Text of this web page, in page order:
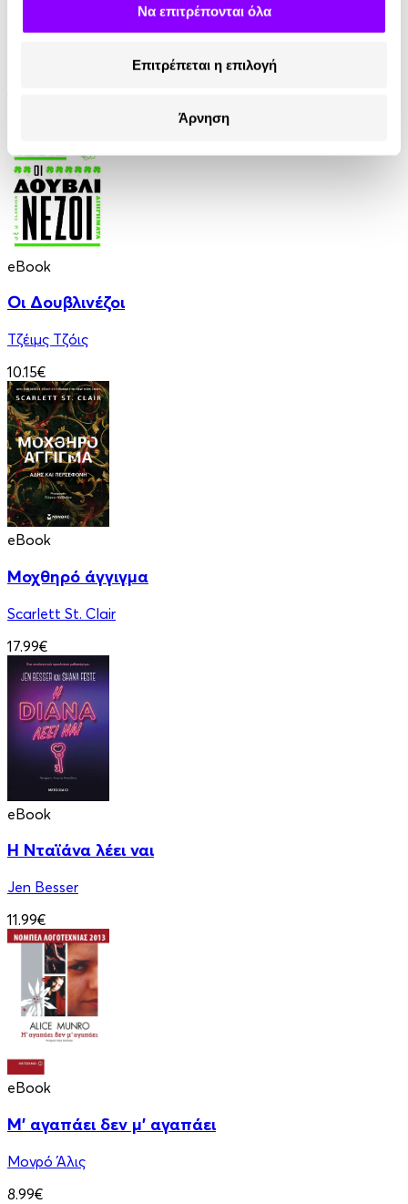
Να επιτρέπονται όλα
Επιτρέπεται η επιλογή
Άρνηση
Οι Θεοί Διψούν
eBook
Οι Δουβλινέζοι
Τζέιμς Τζόις
10.15€
eBook
Μοχθηρό άγγιγμα
Scarlett St. Clair
17.99€
eBook
Η Νταϊάνα λέει ναι
Jen Besser
11.99€
eBook
Μ' αγαπάει δεν μ' αγαπάει
Μονρό Άλις
8.99€